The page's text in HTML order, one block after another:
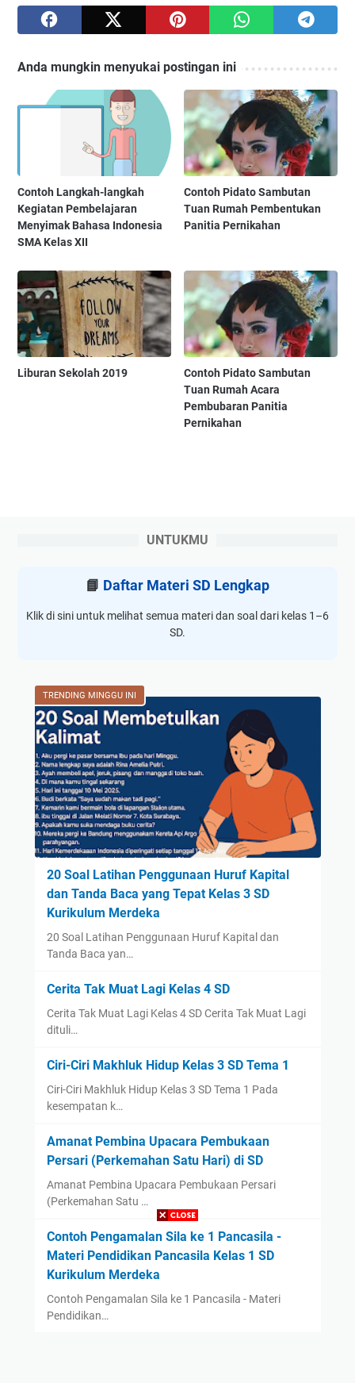
Anda mungkin menyukai postingan ini
Contoh Langkah-langkah
Kegiatan Pembelajaran
Menyimak Bahasa Indonesia
SMA Kelas XII
Contoh Pidato Sambutan
Tuan Rumah Pembentukan
Panitia Pernikahan
Liburan Sekolah 2019
Contoh Pidato Sambutan
Tuan Rumah Acara
Pembubaran Panitia
Pernikahan
UNTUKMU
📘 Daftar Materi SD Lengkap
Klik di sini untuk melihat semua materi dan soal dari kelas 1–6
SD.
TRENDING MINGGU INI
20 Soal Latihan Penggunaan Huruf Kapital
dan Tanda Baca yang Tepat Kelas 3 SD
Kurikulum Merdeka
20 Soal Latihan Penggunaan Huruf Kapital dan
Tanda Baca yan…
Cerita Tak Muat Lagi Kelas 4 SD
Cerita Tak Muat Lagi Kelas 4 SD Cerita Tak Muat Lagi
dituli…
Ciri-Ciri Makhluk Hidup Kelas 3 SD Tema 1
Ciri-Ciri Makhluk Hidup Kelas 3 SD Tema 1 Pada
kesempatan k…
Amanat Pembina Upacara Pembukaan
Persari (Perkemahan Satu Hari) di SD
Amanat Pembina Upacara Pembukaan Persari
(Perkemahan Satu …
Contoh Pengamalan Sila ke 1 Pancasila -
Materi Pendidikan Pancasila Kelas 1 SD
Kurikulum Merdeka
Contoh Pengamalan Sila ke 1 Pancasila - Materi
Pendidikan…